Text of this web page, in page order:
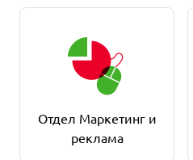
Отдел Маркетинг и
реклама